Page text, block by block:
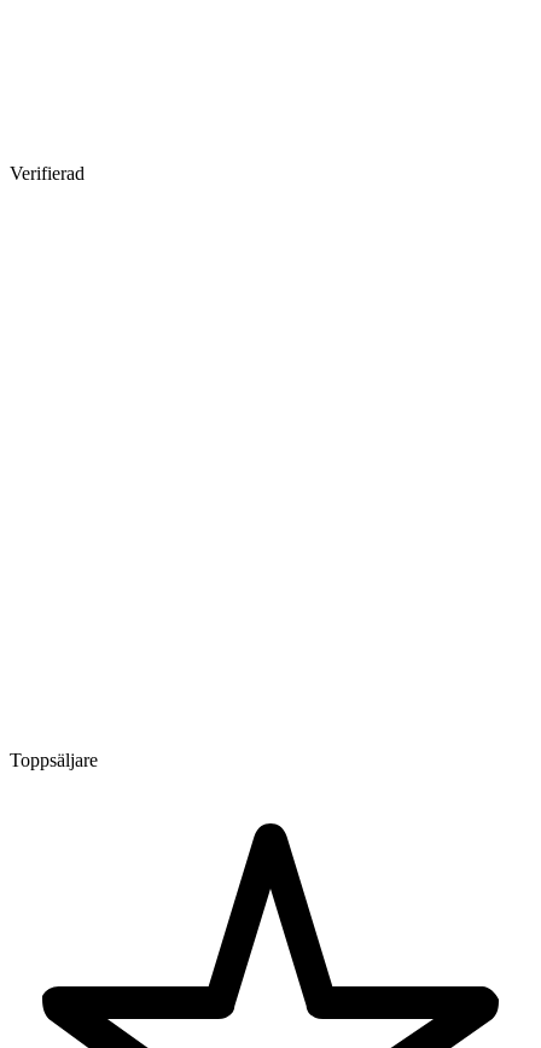
Verifierad
Toppsäljare